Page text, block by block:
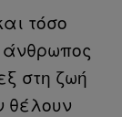
τόσο
στη ζωή
θέλουν